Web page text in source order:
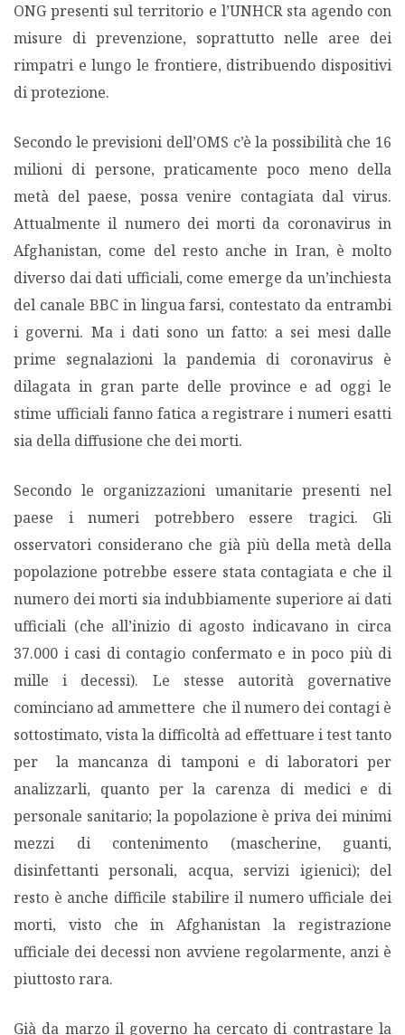
ONG presenti sul territorio e l’UNHCR sta agendo con
misure di prevenzione, soprattutto nelle aree dei
rimpatri e lungo le frontiere, distribuendo dispositivi
di protezione.
Secondo le previsioni dell’OMS c’è la possibilità che 16
milioni di persone, praticamente poco meno della
metà del paese, possa venire contagiata dal virus.
Attualmente il numero dei morti da coronavirus in
Afghanistan, come del resto anche in Iran, è molto
diverso dai dati ufficiali, come emerge da un’inchiesta
del canale BBC in lingua farsi, contestato da entrambi
i governi. Ma i dati sono un fatto: a sei mesi dalle
prime segnalazioni la pandemia di coronavirus è
dilagata in gran parte delle province e ad oggi le
stime ufficiali fanno fatica a registrare i numeri esatti
sia della diffusione che dei morti.
Secondo le organizzazioni umanitarie presenti nel
paese i numeri potrebbero essere tragici. Gli
osservatori considerano che già più della metà della
popolazione potrebbe essere stata contagiata e che il
numero dei morti sia indubbiamente superiore ai dati
ufficiali (che all’inizio di agosto indicavano in circa
37.000 i casi di contagio confermato e in poco più di
mille i decessi). Le stesse autorità governative
cominciano ad ammettere che il numero dei contagi è
sottostimato, vista la difficoltà ad effettuare i test tanto
per la mancanza di tamponi e di laboratori per
analizzarli, quanto per la carenza di medici e di
personale sanitario; la popolazione è priva dei minimi
mezzi di contenimento (mascherine, guanti,
disinfettanti personali, acqua, servizi igienici); del
resto è anche difficile stabilire il numero ufficiale dei
morti, visto che in Afghanistan la registrazione
ufficiale dei decessi non avviene regolarmente, anzi è
piuttosto rara.
Già da marzo il governo ha cercato di contrastare la